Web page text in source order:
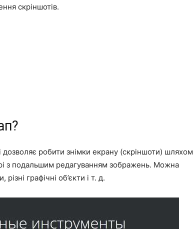
скріншотів.
робити знімки екрану (скріншоти) шляхом
з подальшим редагуванням зображень. Можна
графічні об’єкти і т. д.